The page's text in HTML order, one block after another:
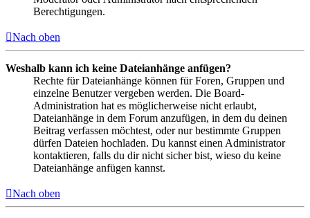
Berechtigungen.
Nach oben
Weshalb kann ich keine Dateianhänge anfügen?
Rechte für Dateianhänge können für Foren, Gruppen und
einzelne Benutzer vergeben werden. Die Board-
Administration hat es möglicherweise nicht erlaubt,
Dateianhänge in dem Forum anzufügen, in dem du deinen
Beitrag verfassen möchtest, oder nur bestimmte Gruppen
dürfen Dateien hochladen. Du kannst einen Administrator
kontaktieren, falls du dir nicht sicher bist, wieso du keine
Dateianhänge anfügen kannst.
Nach oben